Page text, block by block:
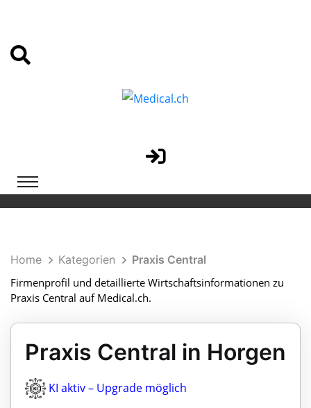
Home Kategorien
Praxis Central
Firmenprofil und detaillierte Wirtschaftsinformationen zu
Praxis Central auf Medical.ch.
Praxis Central in Horgen
KI aktiv – Upgrade möglich